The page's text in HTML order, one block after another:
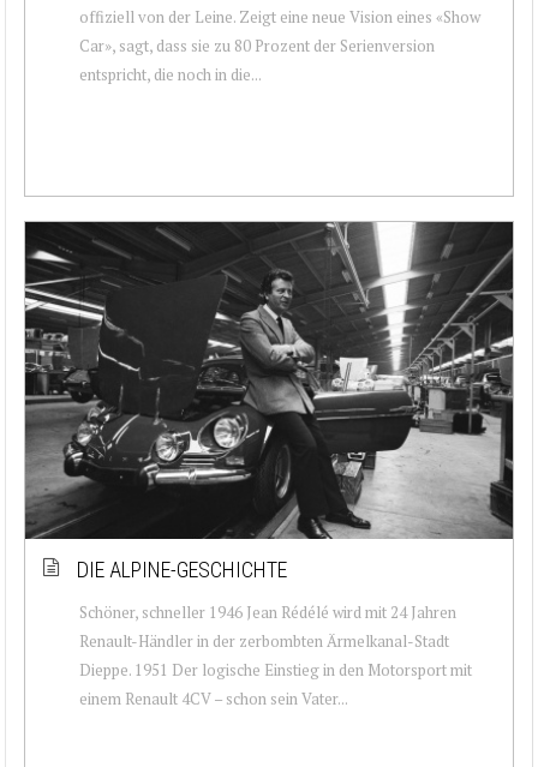
offiziell von der Leine. Zeigt eine neue Vision eines «Show
Car», sagt, dass sie zu 80 Prozent der Serienversion
entspricht, die noch in die...
DIE ALPINE-GESCHICHTE
Schöner, schneller 1946 Jean Rédélé wird mit 24 Jahren
Renault-Händler in der zerbombten Ärmelkanal-Stadt
Dieppe. 1951 Der logische Einstieg in den Motorsport mit
einem Renault 4CV – schon sein Vater...